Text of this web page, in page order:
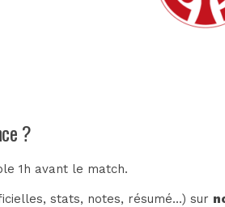
?
1h avant le match.
stats, notes, résumé...) sur